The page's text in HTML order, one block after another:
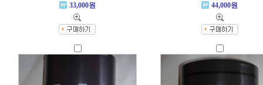
33,000원 44,000원